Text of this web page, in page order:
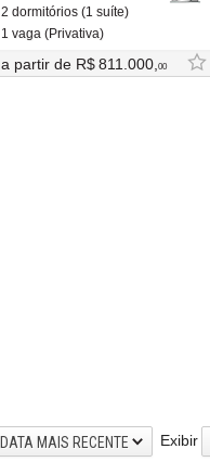
2 dormitórios (1 suíte)
1 vaga (Privativa)
a partir de R$ 811.000,00
Exibir
DATA MAIS RECENTE